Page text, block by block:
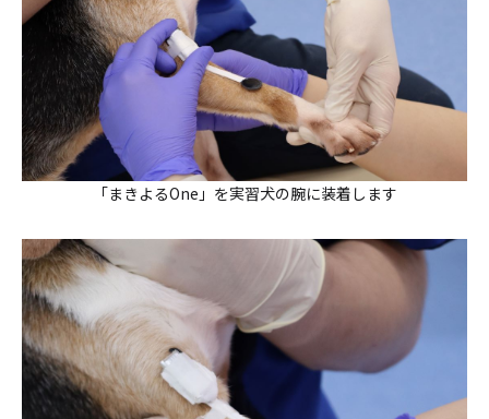
「まきよるOne」を実習犬の腕に装着します